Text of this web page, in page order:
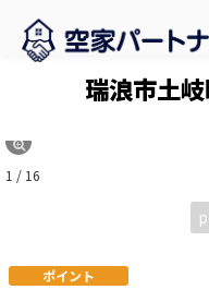
瑞浪市土
1 / 16
ポイント